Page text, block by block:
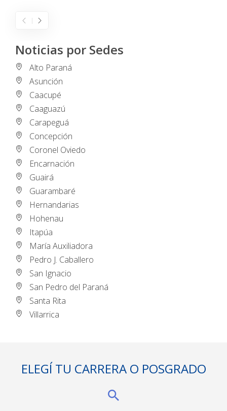
Noticias por Sedes
Alto Paraná
Asunción
Caacupé
Caaguazú
Carapeguá
Concepción
Coronel Oviedo
Encarnación
Guairá
Guarambaré
Hernandarias
Hohenau
Itapúa
María Auxiliadora
Pedro J. Caballero
San Ignacio
San Pedro del Paraná
Santa Rita
Villarrica
ELEGÍ TU CARRERA O POSGRADO